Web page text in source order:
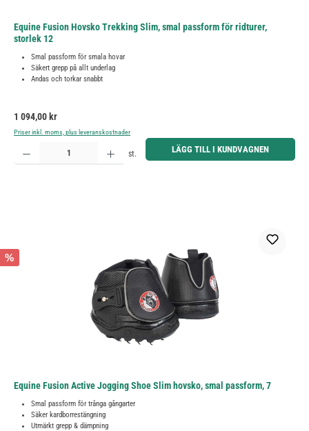
Equine Fusion Hovsko Trekking Slim, smal passform för ridturer,
storlek 12
Smal passform för smala hovar
Säkert grepp på allt underlag
Andas och torkar snabbt
Ordinarie pris:
1 094,00 kr
Priser inkl. moms, plus leveranskostnader
Produktkvantitet: Ange önskat belopp eller använd knapparna för att öka eller minska kvantiteten.
st. LÄGG TILL I KUNDVAGNEN
%
Equine Fusion Active Jogging Shoe Slim hovsko, smal passform, 7
Smal passform för trånga gångarter
Säker kardborrestängning
Utmärkt grepp & dämpning